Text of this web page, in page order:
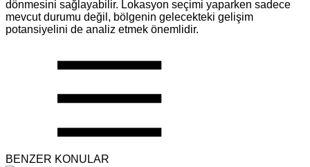
dönmesini sağlayabilir. Lokasyon seçimi yaparken sadece
mevcut durumu değil, bölgenin gelecekteki gelişim
potansiyelini de analiz etmek önemlidir.
BENZER KONULAR